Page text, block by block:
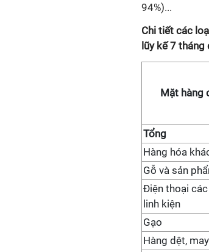
94%)...
Chi tiết các
lũy kế 7
Mặt hàng
Tổng
Hàng hóa
Gỗ và sản
Điện thoại
linh kiện
Gạo
Hàng dệt, may